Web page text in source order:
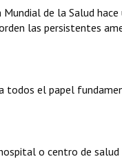
de la Salud
las persistentes
todos el papel
o centro de